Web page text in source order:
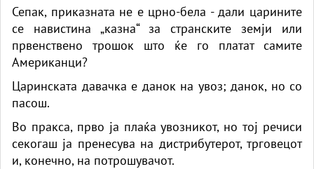
Сепак, приказната не е црно-бела - дали царините
се навистина „казна“ за странските земји или
првенствено трошок што ќе го платат самите
Американци?
Царинската давачка е данок на увоз; данок, но со
пасош.
Во пракса, прво ја плаќа увозникот, но тој речиси
секогаш ја пренесува на дистрибутерот, трговецот
и, конечно, на потрошувачот.